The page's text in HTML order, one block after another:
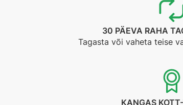
30 PÄEVA RAHA
Tagasta või vaheta teise
KANGAS